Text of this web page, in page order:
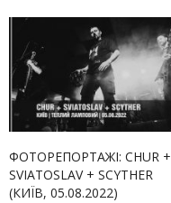
ФОТОРЕПОРТАЖІ: CHUR +
SVIATOSLAV + SCYTHER
(КИЇВ, 05.08.2022)